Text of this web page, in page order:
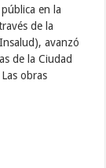
en la
de la
avanzó
de la Ciudad
obras